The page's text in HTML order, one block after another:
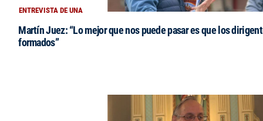
ENTREVISTA DE UNA
Martín Juez: “Lo mejor que nos puede pasar es que los
formados”